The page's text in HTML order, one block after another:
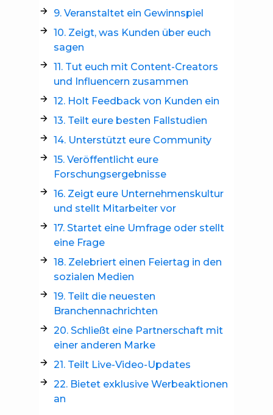
9. Veranstaltet ein Gewinnspiel
10. Zeigt, was Kunden über euch
sagen
11. Tut euch mit Content-Creators
und Influencern zusammen
12. Holt Feedback von Kunden ein
13. Teilt eure besten Fallstudien
14. Unterstützt eure Community
15. Veröffentlicht eure
Forschungsergebnisse
16. Zeigt eure Unternehmenskultur
und stellt Mitarbeiter vor
17. Startet eine Umfrage oder stellt
eine Frage
18. Zelebriert einen Feiertag in den
sozialen Medien
19. Teilt die neuesten
Branchennachrichten
20. Schließt eine Partnerschaft mit
einer anderen Marke
21. Teilt Live-Video-Updates
22. Bietet exklusive Werbeaktionen
an